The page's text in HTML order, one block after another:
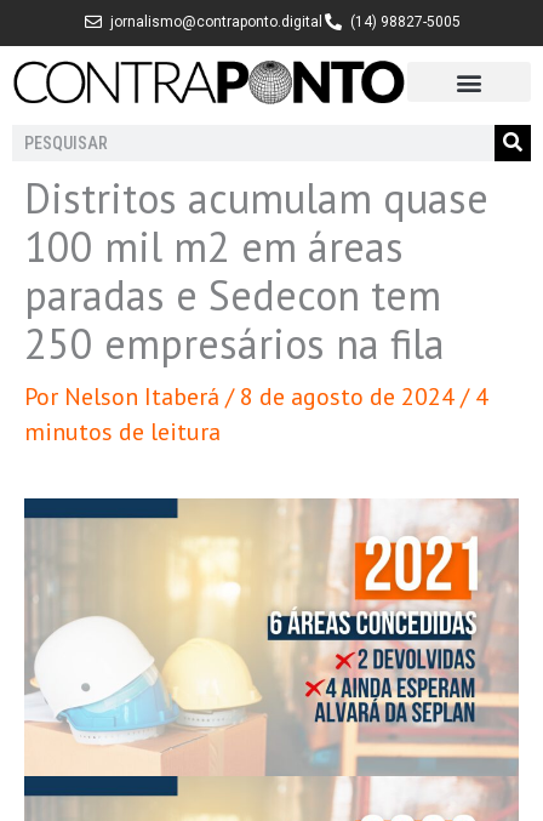
para
jornalismo@contraponto.digital (14) 98827-5005
Pesquisar
Distritos acumulam quase
100 mil m2 em áreas
paradas e Sedecon tem
250 empresários na fila
Por Nelson Itaberá /8 de agosto de 2024/4
minutos de leitura